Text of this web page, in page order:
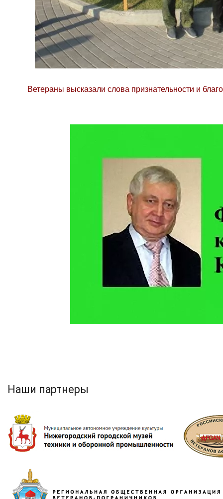
Ветераны высказали слова признательности и
Наши партнеры